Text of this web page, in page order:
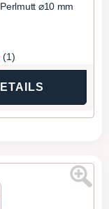
⌀10 mm
(1)